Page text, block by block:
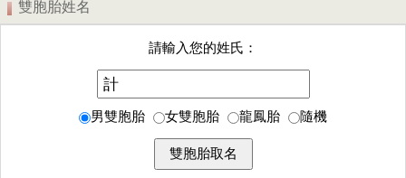
雙胞胎姓名
請輸入您的姓氏：
男雙胞胎 女雙胞胎 龍鳳胎 隨機